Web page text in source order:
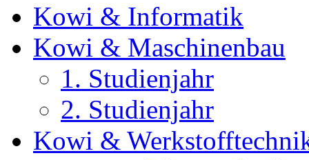
Kowi & Informatik
Kowi & Maschinenbau
1. Studienjahr
2. Studienjahr
Kowi &